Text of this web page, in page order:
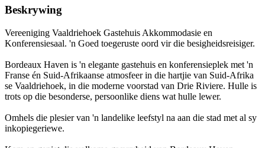
Beskrywing
Vereeniging Vaaldriehoek Gastehuis Akkommodasie en
Konferensiesaal. 'n Goed toegeruste oord vir die besigheidsreisiger.
Bordeaux Haven is 'n elegante gastehuis en konferensieplek met 'n
Franse én Suid-Afrikaanse atmosfeer in die hartjie van Suid-Afrika
se Vaaldriehoek, in die moderne voorstad van Drie Riviere. Hulle is
trots op die besonderse, persoonlike diens wat hulle lewer.
Omhels die plesier van 'n landelike leefstyl na aan die stad met al sy
inkopiegeriewe.